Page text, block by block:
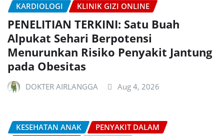
KARDIOLOGI KLINIK GIZI ONLINE
PENELITIAN TERKINI: Satu Buah
Alpukat Sehari Berpotensi
Menurunkan Risiko Penyakit Jantung
pada Obesitas
DOKTER AIRLANGGA Aug 4, 2026
KESEHATAN ANAK
PENYAKIT DALAM